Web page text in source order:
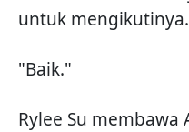
untuk
"Baik."
Rylee Su membawa